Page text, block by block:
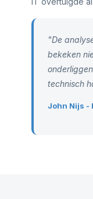
"De
bekeken
technisch
John Nijs -